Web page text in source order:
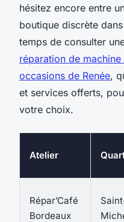
hésitez encore entre
boutique discrète
temps de consulter
réparation de
occasions de Renée,
et services offerts,
votre choix.
Atelier
Répar’Café
Bordeaux